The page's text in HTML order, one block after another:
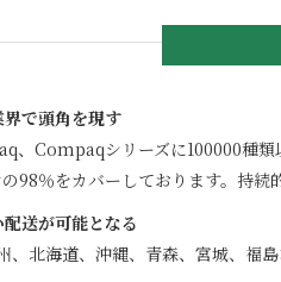
で頭角を現す
、Compaqシリーズに100000種類
98％をカバーしております。持
送が可能となる
、北海道、沖縄、青森、宮城、福